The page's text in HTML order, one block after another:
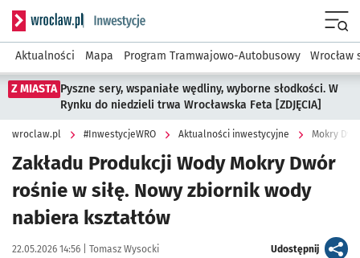
Serwis informacyjny wroclaw.pl podserwis:
Aktualności Mapa Program Tramwajowo-Autobusowy Wrocław
Z MIASTA Pyszne sery, wspaniałe wędliny, wyborne słodkości. W
Rynku do niedzieli trwa Wrocławska Feta [ZDJĘCIA]
wroclaw.pl #InwestycjeWRO Aktualności inwestycyjne Mokry
Zakładu Produkcji Wody Mokry Dwór
rośnie w siłę. Nowy zbiornik wody
nabiera kształtów
Data publikacji:
22.05.2026 14:56 | Autor:
Tomasz Wysocki Udostępnijartykuł